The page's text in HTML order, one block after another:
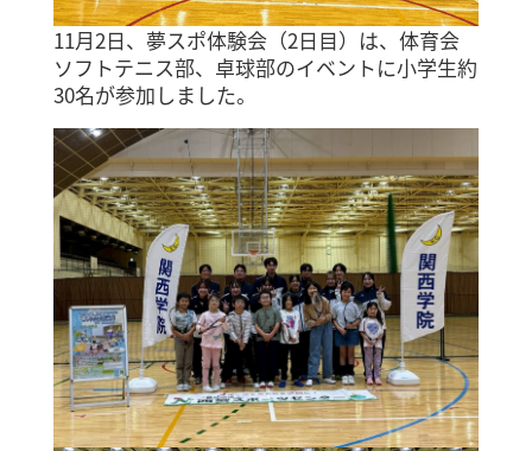
11月2日、夢スポ体験会（2日目）は、体育会
ソフトテニス部、卓球部のイベントに小学生約
30名が参加しました。